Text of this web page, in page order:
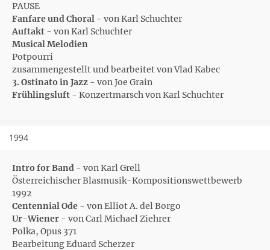
PAUSE
Fanfare und Choral - von Karl Schuchter
Auftakt - von Karl Schuchter
Musical Melodien
Potpourri
zusammengestellt und bearbeitet von Vlad Kabec
3. Ostinato in Jazz - von Joe Grain
Frühlingsluft - Konzertmarsch von Karl Schuchter
1994
Intro for Band - von Karl Grell
Österreichischer Blasmusik-Kompositionswettbewerb
1992
Centennial Ode - von Elliot A. del Borgo
Ur-Wiener - von Carl Michael Ziehrer
Polka, Opus 371
Bearbeitung Eduard Scherzer